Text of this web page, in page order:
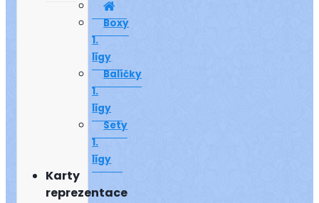
Boxy
1.
ligy
Balíčky
1.
ligy
Sety
1.
ligy
Karty
reprezentace